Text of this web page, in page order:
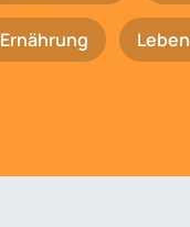
Ernährung